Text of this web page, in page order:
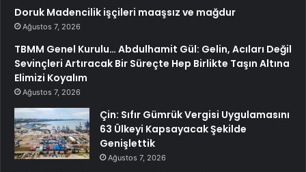
Doruk Madencilik işçileri maaşsız ve mağdur
Ağustos 7, 2026
TBMM Genel Kurulu… Abdulhamit Gül: Gelin, Acıları Değil
Sevinçleri Artıracak Bir Süreçte Hep Birlikte Taşın Altına
Elimizi Koyalım
Ağustos 7, 2026
Çin: Sıfır Gümrük Vergisi Uygulamasını
63 Ülkeyi Kapsayacak Şekilde
Genişlettik
Ağustos 7, 2026